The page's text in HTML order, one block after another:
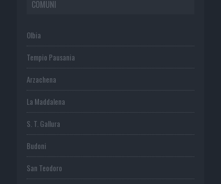
COMUNI
Olbia
Tempio Pausania
Arzachena
La Maddalena
S. T. Gallura
Budoni
San Teodoro